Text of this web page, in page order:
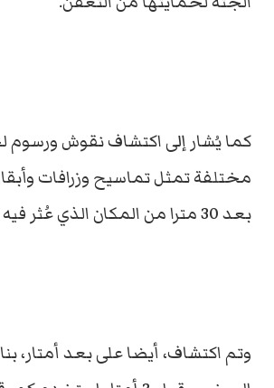
كما يُشار إلى اكتشاف نقوش ورسوم
مختلفة تمثل تماسيح وزرافات
بعد 30 مترا من المكان الذي عُثر فيه على المومياء.
وتم اكتشاف، أيضا على بعد أمتار،